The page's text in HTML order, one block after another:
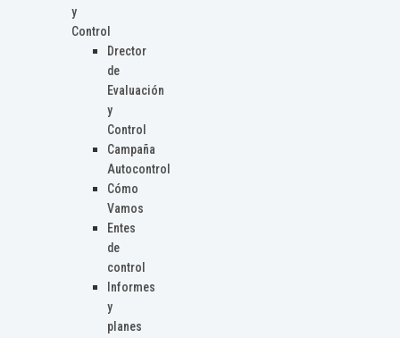
y
Control
Drector
de
Evaluación
y
Control
Campaña
Autocontrol
Cómo
Vamos
Entes
de
control
Informes
y
planes